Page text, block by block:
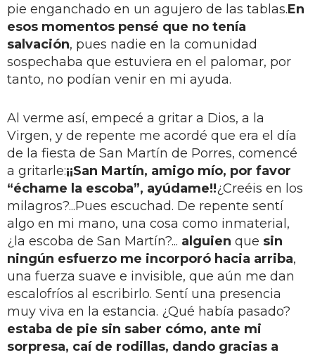
pie enganchado en un agujero de las tablas.En
esos momentos pensé que no tenía
salvación, pues nadie en la comunidad
sospechaba que estuviera en el palomar, por
tanto, no podían venir en mi ayuda.
Al verme así, empecé a gritar a Dios, a la
Virgen, y de repente me acordé que era el día
de la fiesta de San Martín de Porres, comencé
a gritarle:¡¡San Martín, amigo mío, por favor
“échame la escoba”, ayúdame!!¿Creéis en los
milagros?...Pues escuchad. De repente sentí
algo en mi mano, una cosa como inmaterial,
¿la escoba de San Martín?... alguien que sin
ningún esfuerzo me incorporó hacia arriba,
una fuerza suave e invisible, que aún me dan
escalofríos al escribirlo. Sentí una presencia
muy viva en la estancia. ¿Qué había pasado?
estaba de pie sin saber cómo, ante mi
sorpresa, caí de rodillas, dando gracias a